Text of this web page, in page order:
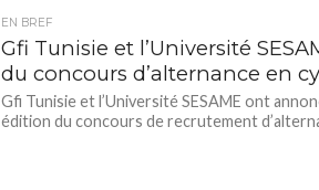
EN BREF
Gfi Tunisie et l’Université
du concours d’alternance en
Gfi Tunisie et l’Université SESAME ont
édition du concours de recrutement